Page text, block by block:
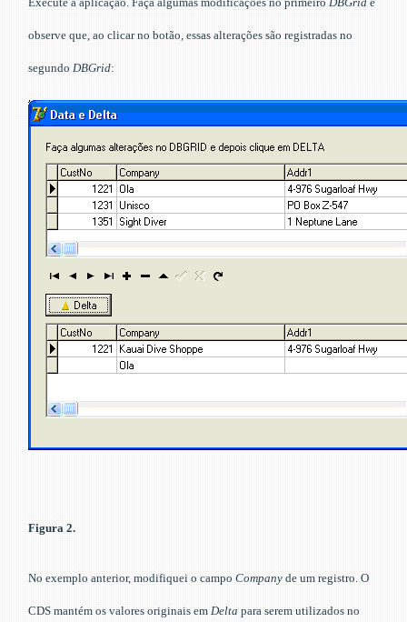
observe que, ao clicar no botão, essas alterações são registradas no
segundo DBGrid:
Figura 2.
No exemplo anterior, modifiquei o campo Company de um registro. O
CDS mantém os valores originais em Delta para serem utilizados no